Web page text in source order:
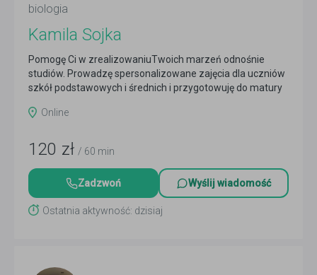
biologia
Kamila Sojka
Pomogę Ci w zrealizowaniuTwoich marzeń odnośnie
studiów. Prowadzę spersonalizowane zajęcia dla uczniów
szkół podstawowych i średnich i przygotowuję do matury
Online
120 zł / 60 min
Zadzwoń Wyślij wiadomość
Ostatnia aktywność: dzisiaj